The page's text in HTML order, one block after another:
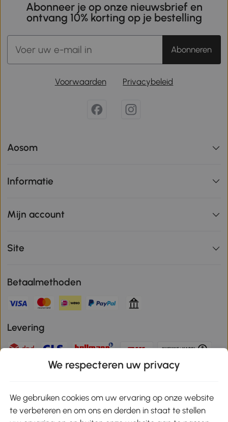
Abonneer je op onze nieuwsbrief en
ontvang 10% korting op je bestelling
Abonneren
Voorwaarden Privacybeleid
Aosom
Informatie
Mijn account
Site
Betaalmethoden
Levering
Download de app en ontvang 10% korting!
We respecteren uw privacy
We gebruiken cookies om uw ervaring op onze website
te verbeteren en om ons en derden in staat te stellen